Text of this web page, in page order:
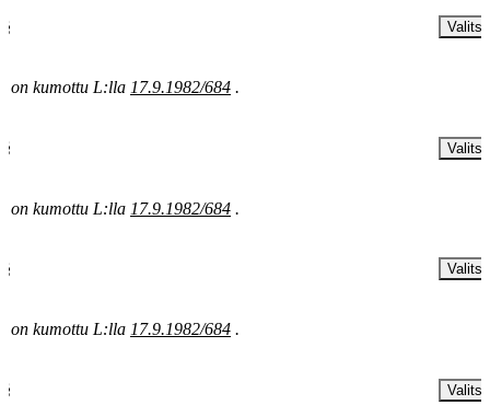
on kumottu L:lla 17.9.1982/684 .
on kumottu L:lla 17.9.1982/684 .
on kumottu L:lla 17.9.1982/684 .